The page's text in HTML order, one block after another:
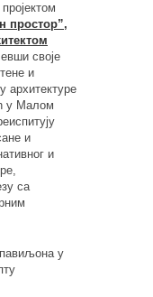
простор”,
своје
и
архитектуре
у Малом
и
и
са
павиљона у